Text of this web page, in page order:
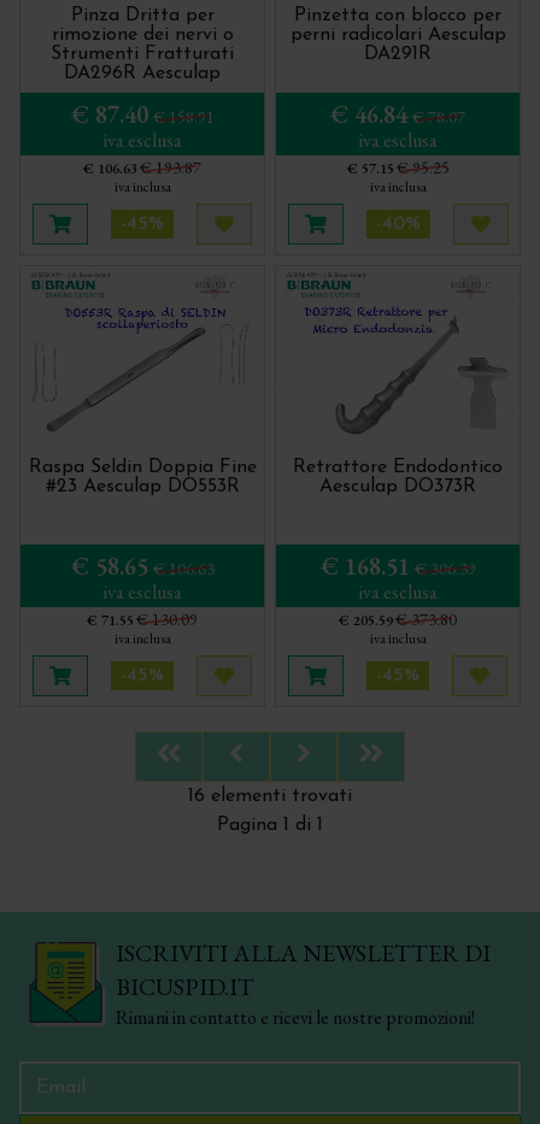
Pinza Dritta per
rimozione dei nervi o
Strumenti Fratturati
DA296R Aesculap
€ 87.40 € 158.91
iva esclusa
€ 106.63€ 193.87
iva inclusa
Aggiungi al carrello
-45%
Acquista più tardi
Pinzetta con blocco per
perni radicolari Aesculap
DA291R
€ 46.84 € 78.07
iva esclusa
€ 57.15€ 95.25
iva inclusa
Aggiungi al carrello
-40%
Raspa Seldin Doppia Fine
#23 Aesculap DO553R
€ 58.65 € 106.63
iva esclusa
€ 71.55€ 130.09
iva inclusa
Aggiungi al carrello
-45%
Acquista più tardi
Retrattore Endodontico
Aesculap DO373R
€ 168.51 € 306.39
iva esclusa
€ 205.59€ 373.80
iva inclusa
Aggiungi al carrello
-45%
First Previous
16 elementi trovati
Pagina 1 di 1
NextLast
Scollatori - Molt - Prichard
Sonde parodontali
Specilli
Strumentario per l'endodonzia chirurgica
Strumenti per la Tecnica Tunnel
ISCRIVITI ALLA NEWSLETTER DI
BICUSPID.IT
Rimani in contatto e ricevi le nostre promozioni!